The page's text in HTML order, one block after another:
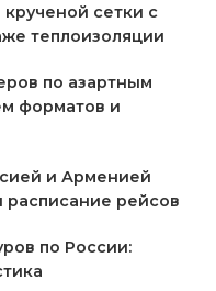
сетки с
теплоизоляции
по азартным
форматов и
и Арменией
расписание рейсов
по России: